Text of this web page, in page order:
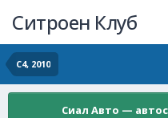
Ситроен Клуб
C4, 2010
Сиал Авто —